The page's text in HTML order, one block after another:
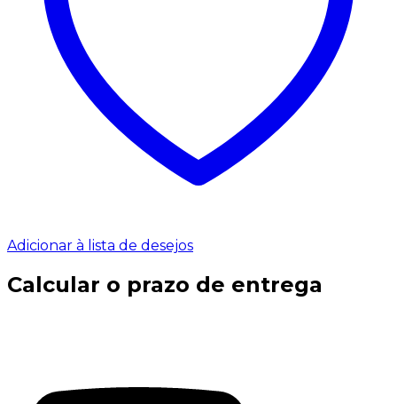
Adicionar à lista de desejos
Calcular o prazo de entrega